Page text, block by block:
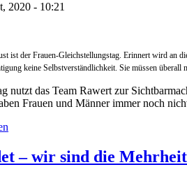
2020 - 10:21
ist der Frauen-Gleichstellungstag. Erinnert wird an
keine Selbstverständlichkeit. Sie müssen
nutzt das Team Rawert zur
Frauen und Männer immer noch
– wir sind die